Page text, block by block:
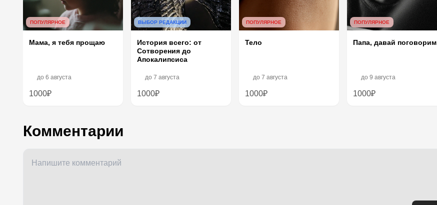
ПОПУЛЯРНОЕ
Мама, я тебя прощаю
до 6 августа
1000₽
ВЫБОР РЕДАКЦИИ
История всего: от
Сотворения до
Апокалипсиса
до 7 августа
1000₽
ПОПУЛЯРНОЕ
Тело
до 7 августа
1000₽
ПОПУЛЯРНОЕ
Папа, давай поговорим
до 9 августа
1000₽
Комментарии